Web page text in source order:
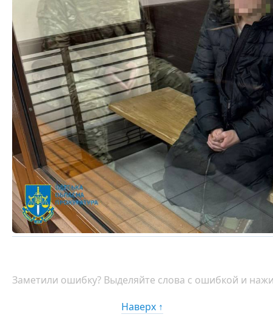
Заметили ошибку? Выделяйте слова с ошибкой и
Наверх ↑